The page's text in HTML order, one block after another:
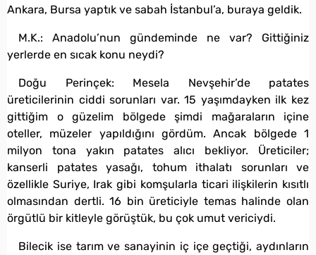
Ankara, Bursa yaptık ve sabah İstanbul’a, buraya geldik.
M.K.: Anadolu’nun gündeminde ne var? Gittiğiniz
yerlerde en sıcak konu neydi?
Doğu Perinçek: Mesela Nevşehir’de patates
üreticilerinin ciddi sorunları var. 15 yaşımdayken ilk kez
gittiğim o güzelim bölgede şimdi mağaraların içine
oteller, müzeler yapıldığını gördüm. Ancak bölgede 1
milyon tona yakın patates alıcı bekliyor. Üreticiler;
kanserli patates yasağı, tohum ithalatı sorunları ve
özellikle Suriye, Irak gibi komşularla ticari ilişkilerin kısıtlı
olmasından dertli. 16 bin üreticiyle temas halinde olan
örgütlü bir kitleyle görüştük, bu çok umut vericiydi.
Bilecik ise tarım ve sanayinin iç içe geçtiği, aydınların